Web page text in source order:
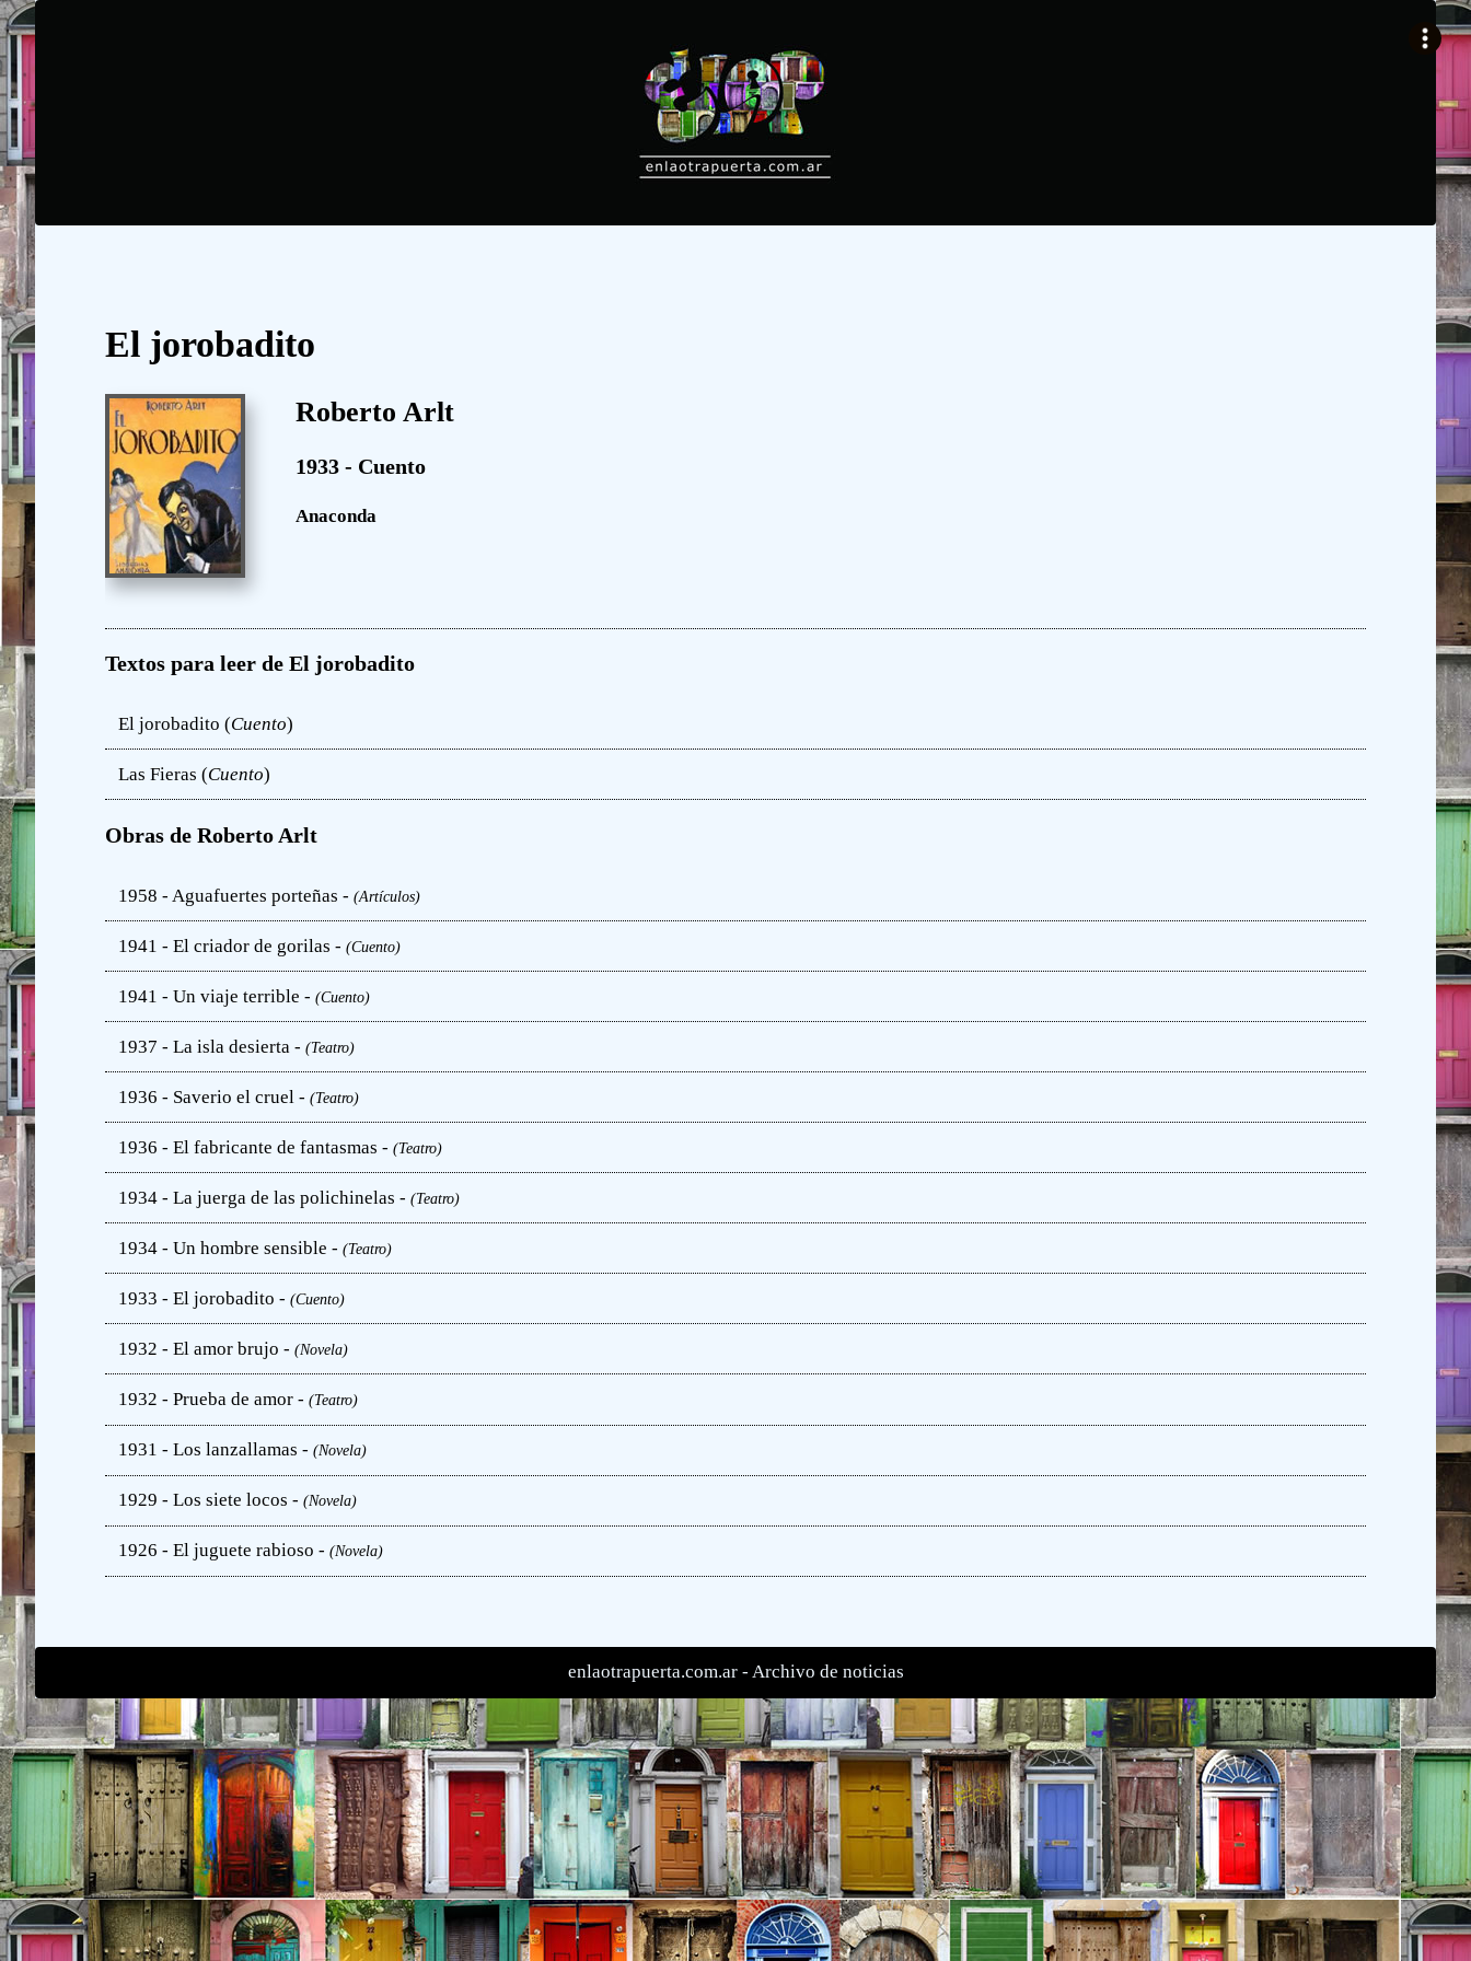
El jorobadito
Roberto Arlt
1933 - Cuento
Anaconda
Textos para leer de El jorobadito
El jorobadito (Cuento)
Las Fieras (Cuento)
Obras de Roberto Arlt
1958 - Aguafuertes porteñas - (Artículos)
1941 - El criador de gorilas - (Cuento)
1941 - Un viaje terrible - (Cuento)
1937 - La isla desierta - (Teatro)
1936 - Saverio el cruel - (Teatro)
1936 - El fabricante de fantasmas - (Teatro)
1934 - La juerga de las polichinelas - (Teatro)
1934 - Un hombre sensible - (Teatro)
1933 - El jorobadito - (Cuento)
1932 - El amor brujo - (Novela)
1932 - Prueba de amor - (Teatro)
1931 - Los lanzallamas - (Novela)
1929 - Los siete locos - (Novela)
1926 - El juguete rabioso - (Novela)
enlaotrapuerta.com.ar - Archivo de noticias